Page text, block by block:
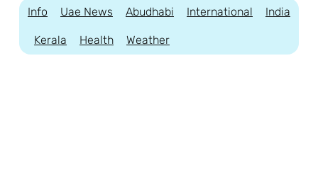
Info Uae News Abudhabi International India
Kerala Health Weather